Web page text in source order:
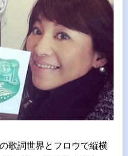
歌詞世界とフロウで縦横